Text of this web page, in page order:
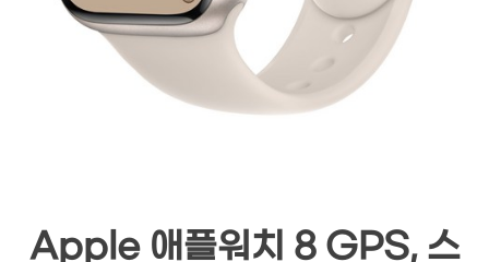
Apple 애플워치 8 GPS, 스